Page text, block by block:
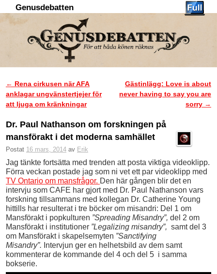
Genusdebatten
Inläggsnavigering
← Rena cirkusen när AFA
anklagar ungvänstertjejer för
att ljuga om kränkningar
Gästinlägg: Love is about
never having to say you are
sorry →
Dr. Paul Nathanson om forskningen på
mansförakt i det moderna samhället
Postat 16 mars, 2014 av Erik
Jag tänkte fortsätta med trenden att posta viktiga videoklipp.
Förra veckan postade jag som ni vet ett par videoklipp med
TV Ontario om mansfrågor. Den här gången blir det en
intervju som CAFE har gjort med Dr. Paul Nathanson vars
forskning tillsammans med kollegan Dr. Catherine Young
hittills har resulterat i tre böcker om misandri: Del 1 om
Mansförakt i popkulturen ”Spreading Misandry”, del 2 om
Mansförakt i institutioner ”Legalizing misandry”, samt del 3
om Mansförakt i skapelsemyten ”Sanctifying
Misandry”. Intervjun ger en helhetsbild av dem samt
kommenterar de kommande del 4 och del 5 i samma
bokserie.